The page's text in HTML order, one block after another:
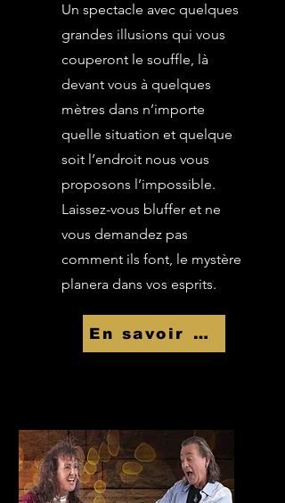
Un spectacle avec quelques
grandes illusions qui vous
couperont le souffle, là
devant vous à quelques
mètres dans n’importe
quelle situation et quelque
soit l’endroit nous vous
proposons l’impossible.
Laissez-vous bluffer et ne
vous demandez pas
comment ils font, le mystère
planera dans vos esprits.
En savoir Plus